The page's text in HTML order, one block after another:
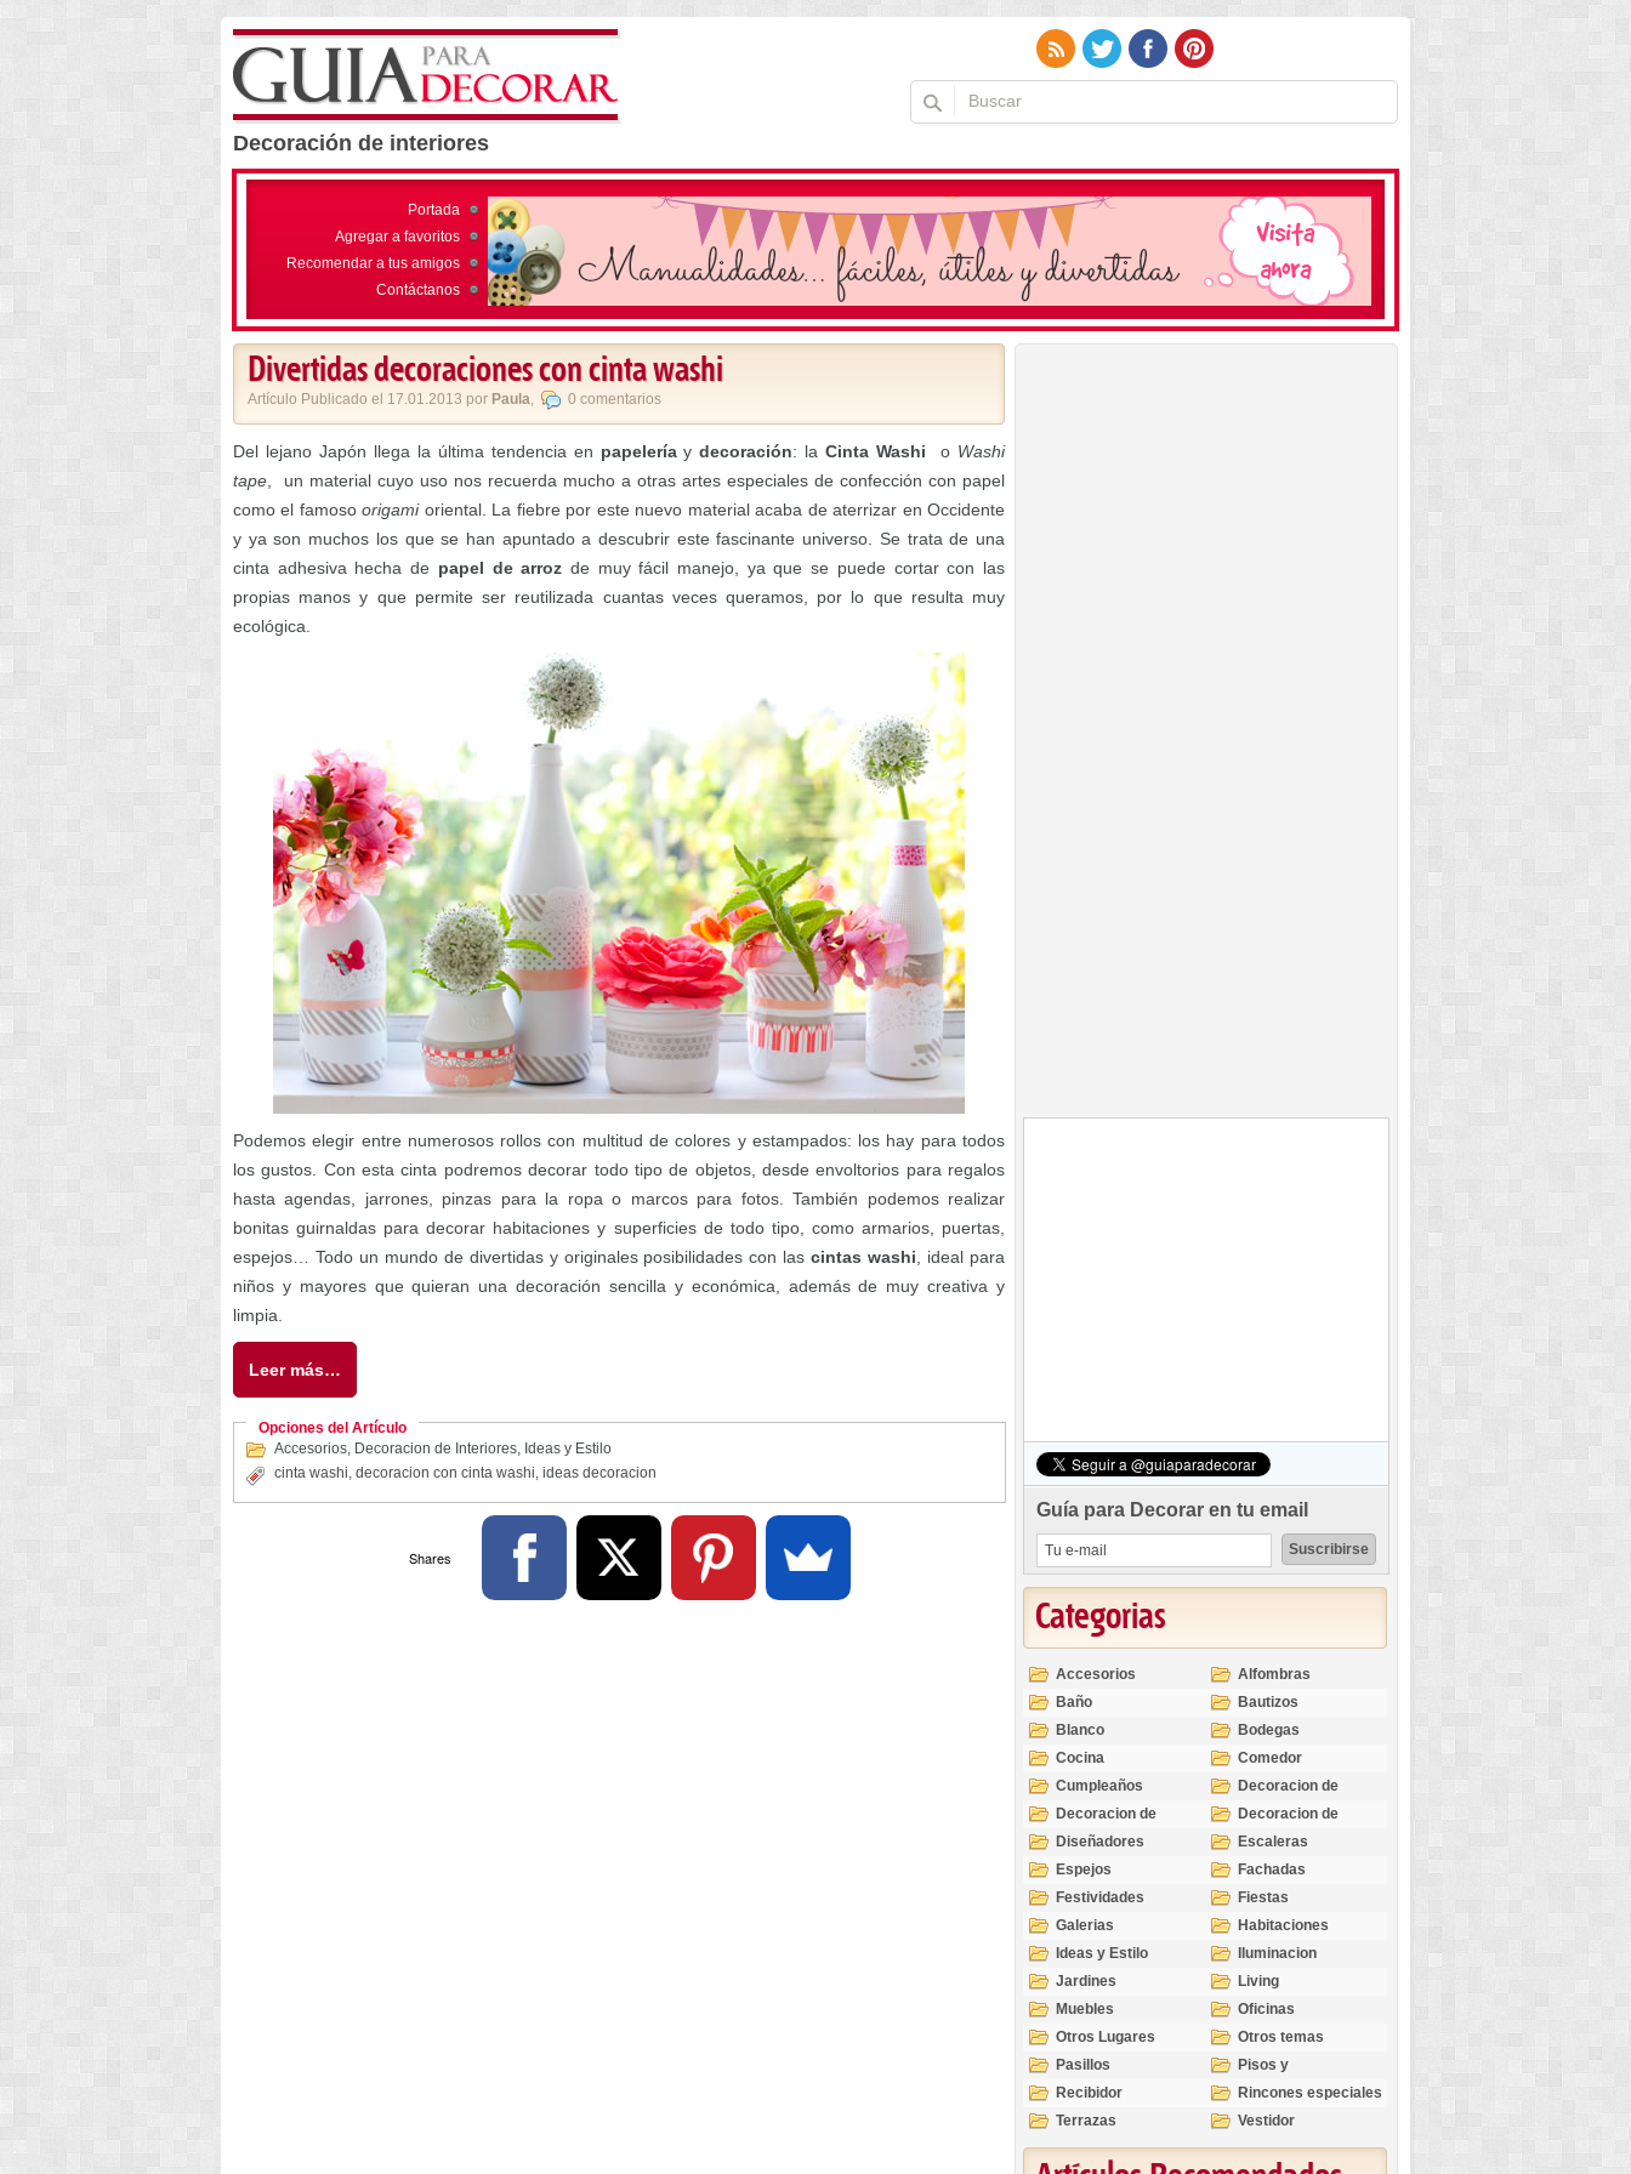
Decoración de interiores
Portada
Agregar a favoritos
Recomendar a tus amigos
Contáctanos
Divertidas decoraciones con cinta washi
Artículo Publicado el 17.01.2013 por Paula, 0 comentarios
Del lejano Japón llega la última tendencia en papeleríaydecoración: laCinta Washi o Washi
tape , un material cuyo uso nos recuerda mucho a otras artes especiales de confección con papel
como el famosoorigamioriental. La fiebre por este nuevo material acaba de aterrizar en Occidente
y ya son muchos los que se han apuntado a descubrir este fascinante universo. Se trata de una
cinta adhesiva hecha de papel de arroz de muy fácil manejo, ya que se puede cortar con las
propias manos y que permite ser reutilizada cuantas veces queramos, por lo que resulta muy
ecológica.
Podemos elegir entre numerosos rollos con multitud de colores y estampados: los hay para todos
los gustos. Con esta cinta podremos decorar todo tipo de objetos, desde envoltorios para regalos
hasta agendas, jarrones, pinzas para la ropa o marcos para fotos. También podemos realizar
bonitas guirnaldas para decorar habitaciones y superficies de todo tipo, como armarios, puertas,
espejos… Todo un mundo de divertidas y originales posibilidades con lascintas washi , ideal para
niños y mayores que quieran una decoración sencilla y económica, además de muy creativa y
limpia.
Leer más…
Opciones del Artículo
Accesorios, Decoracion de Interiores, Ideas y Estilo
cinta washi, decoracion con cinta washi, ideas decoracion
Shares
Guía para Decorar en tu email
Categorias
Accesorios
Alfombras
Baño
Bautizos
Blanco
Bodegas
Cocina
Comedor
Cumpleaños
Decoracion de
Exteriores
Decoracion de
Interiores
Decoracion de
Ocasiones
Diseñadores
Escaleras
Espejos
Fachadas
Festividades
Fiestas
Galerias
Habitaciones
Ideas y Estilo
Iluminacion
Jardines
Living
Muebles
Oficinas
Otros Lugares
Otros temas
Pasillos
Pisos y
revestimientos
Recibidor
Rincones especiales
Terrazas
Vestidor